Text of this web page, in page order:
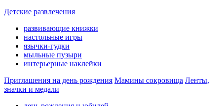
Детские развлечения
развивающие книжки
настольные игры
язычки-гудки
мыльные пузыри
интерьерные наклейки
Приглашения на день рождения Мамины сокровища Ленты,
значки и медали